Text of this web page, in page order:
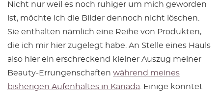
Nicht nur weil es noch ruhiger um mich geworden
ist, möchte ich die Bilder dennoch nicht löschen.
Sie enthalten nämlich eine Reihe von Produkten,
die ich mir hier zugelegt habe. An Stelle eines Hauls
also hier ein erschreckend kleiner Auszug meiner
Beauty-Errungenschaften während meines
bisherigen Aufenhaltes in Kanada . Einige konntet